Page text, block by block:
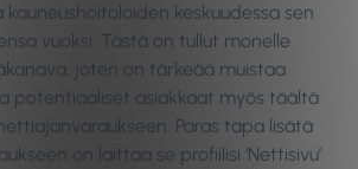
keskuudessa sen
vuoksi. Tästä on tullut monelle
joten on tärkeää muistaa
potentiaaliset asiakkaat myös täältä
Paras tapa lisätä
on laittaa se profiilisi ‘Nettisivu’